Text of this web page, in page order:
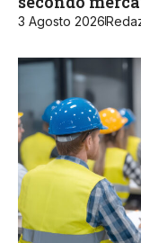
3 Agosto 2026